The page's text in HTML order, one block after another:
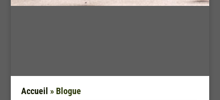
Accueil » Blogue